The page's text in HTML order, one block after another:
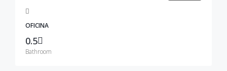
OFICINA
0.5
Bathroom